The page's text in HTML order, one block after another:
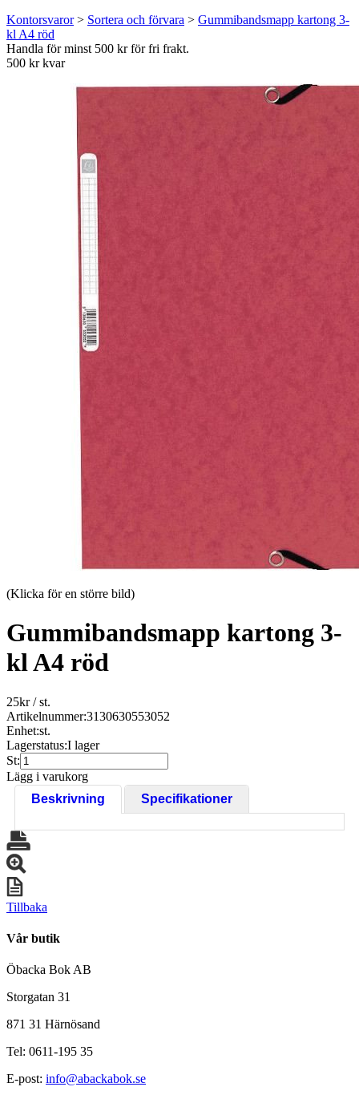
Kontorsvaror> Sortera och förvara > Gummibandsmapp kartong 3-
kl A4 röd
Handla för minst 500 kr för fri frakt.
500 kr kvar
(Klicka för en större bild)
Gummibandsmapp kartong 3-
kl A4 röd
25kr/ st.
Artikelnummer:3130630553052
Enhet:st.
Lagerstatus:I lager
St:
Lägg i varukorg
Beskrivning
Specifikationer
Tillbaka
Vår butik
Öbacka Bok AB
Storgatan 31
871 31 Härnösand
Tel: 0611-195 35
E-post: info@abackabok.se